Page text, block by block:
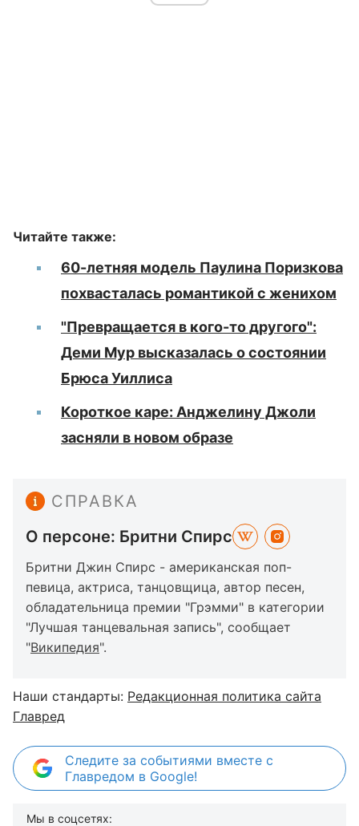
Читайте также:
60-летняя модель Паулина Поризкова
похвасталась романтикой с женихом
"Превращается в кого-то другого":
Деми Мур высказалась о состоянии
Брюса Уиллиса
Короткое каре: Анджелину Джоли
засняли в новом образе
СПРАВКА
О персоне: Бритни Спирс
Бритни Джин Спирс - американская поп-
певица, актриса, танцовщица, автор песен,
обладательница премии "Грэмми" в категории
"Лучшая танцевальная запись", сообщает
"Википедия".
Наши стандарты: Редакционная политика сайта
Главред
Следите за событиями вместе с
Главредом в Google!
Мы в соцсетях: